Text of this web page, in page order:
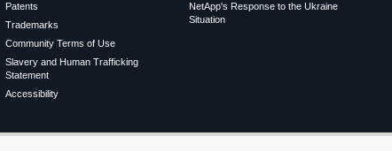
Patents
Trademarks
Community Terms of Use
Slavery and Human Trafficking
Statement
Accessibility
NetApp's Response to the Ukraine
Situation